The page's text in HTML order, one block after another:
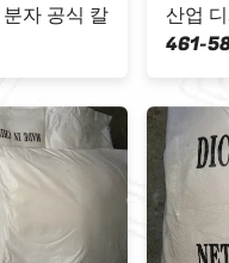
Dcd
하게 추천된
ISO/BV